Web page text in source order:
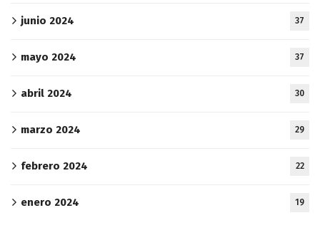
junio 2024 37
mayo 2024 37
abril 2024 30
marzo 2024 29
febrero 2024 22
enero 2024 19